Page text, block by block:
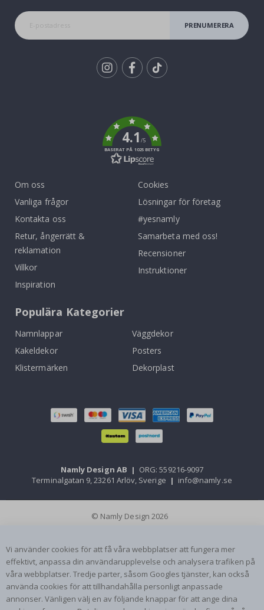
PRENUMERERA
4.1/5
BASERAT PÅ 1025 BETYG
Om oss
Vanliga frågor
Kontakta oss
Retur, ångerrätt &
reklamation
Villkor
Inspiration
Cookies
Lösningar för företag
#yesnamly
Samarbeta med oss!
Recensioner
Instruktioner
Populära Kategorier
Namnlappar
Väggdekor
Kakeldekor
Posters
Klistermärken
Dekorplast
Namly Design AB | ORG: 559216-9097
Terminalgatan 9, 23261 Arlöv, Sverige | info@namly.se
© Namly Design 2026
Vi använder cookies för att få våra webbplatser att fungera mer
effektivt, anpassa din användarupplevelse och analysera trafiken på
våra webbplatser. Tredje parter, såsom Googles tjänster, kan också
använda cookies för att tillhandahålla personligt anpassade
annonser. Vänligen välj en av följande knappar för att ange dina